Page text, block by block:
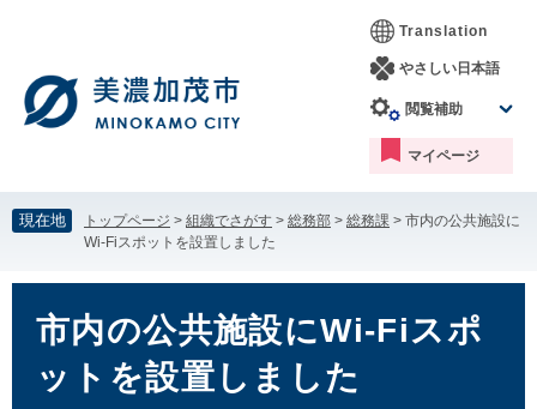
す。
し
て
本
へ
Translation
やさしい日本語
閲覧補助
マイページ
現在地 トップページ > 組織でさがす > 総務部 > 総務課 > 市内の公共施設に
Wi-Fiスポットを設置しました
市内の公共施設にWi-Fiスポ
ットを設置しました